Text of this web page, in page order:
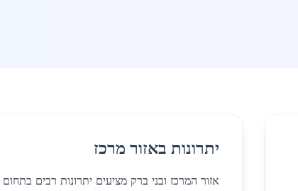
יתרונות באזור מרכז
אזור המרכז ובני ברק מציעים יתרונות רבים בתחום